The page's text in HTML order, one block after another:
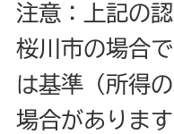
注意：上記の
桜川市の場合
は基準（所得
場合がありま